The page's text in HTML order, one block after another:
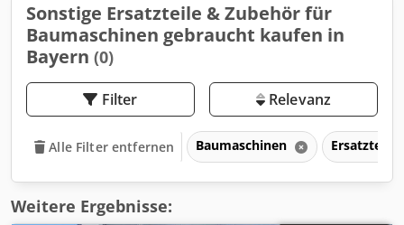
Sonstige Ersatzteile & Zubehör für
Baumaschinen gebraucht kaufen in
Bayern (0)
Filter Relevanz
Alle Filter entfernen Baumaschinen Ersatzteile
Weitere Ergebnisse: